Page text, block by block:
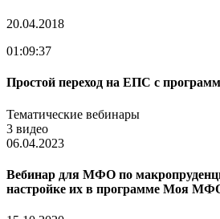
20.04.2018
01:09:37
Простой переход на ЕПС с
Тематические вебинары
3 видео
06.04.2023
Вебинар для МФО по
настройке их в программе Моя